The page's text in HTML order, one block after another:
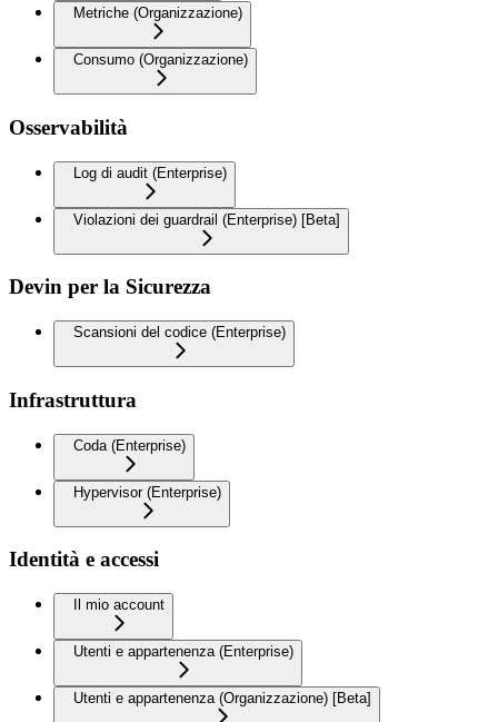
Metriche (Organizzazione)
Consumo (Organizzazione)
Osservabilità
Log di audit (Enterprise)
Violazioni dei guardrail (Enterprise) [Beta]
Devin per la Sicurezza
Scansioni del codice (Enterprise)
Infrastruttura
Coda (Enterprise)
Hypervisor (Enterprise)
Identità e accessi
Il mio account
Utenti e appartenenza (Enterprise)
Utenti e appartenenza (Organizzazione) [Beta]